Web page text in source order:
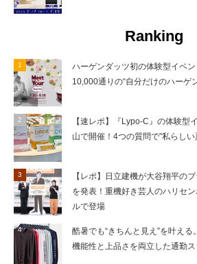
Ranking
ハーゲンダッツ初の体験型イベ
10,000通りの“自分だけのハーゲ
【速レポ】『Lypo-C』の体験型
山で開催！4つの質問で"私らしい
【レポ】日立建機が大谷翔平の
を発表！重機好き芸人のハリセ
ルで登場
酷暑でも“きちんと見え”を叶える
機能性と上品さを両立した通勤